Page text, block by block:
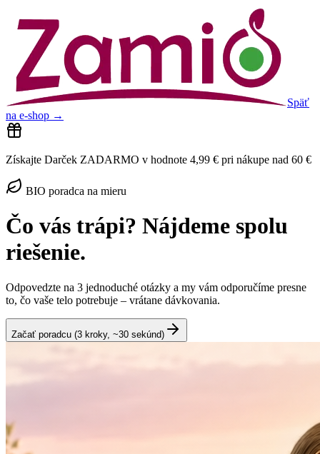
Späť
na e-shop →
Získajte Darček ZADARMO v hodnote 4,99 € pri nákupe nad 60 €
BIO poradca na mieru
Čo vás trápi? Nájdeme spolu
riešenie.
Odpovedzte na 3 jednoduché otázky a my vám odporučíme presne
to, čo vaše telo potrebuje – vrátane dávkovania.
Začať poradcu (3 kroky, ~30 sekúnd)